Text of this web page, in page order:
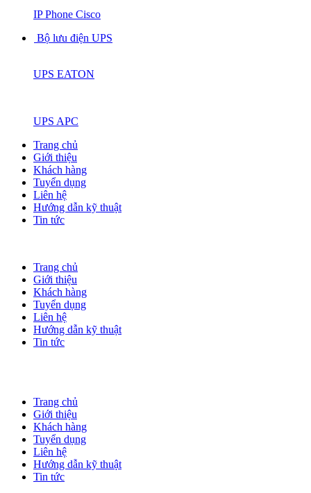
IP Phone Cisco
Bộ lưu điện UPS
UPS EATON
UPS APC
Trang chủ
Giới thiệu
Khách hàng
Tuyển dụng
Liên hệ
Hướng dẫn kỹ thuật
Tin tức
Trang chủ
Giới thiệu
Khách hàng
Tuyển dụng
Liên hệ
Hướng dẫn kỹ thuật
Tin tức
Trang chủ
Giới thiệu
Khách hàng
Tuyển dụng
Liên hệ
Hướng dẫn kỹ thuật
Tin tức